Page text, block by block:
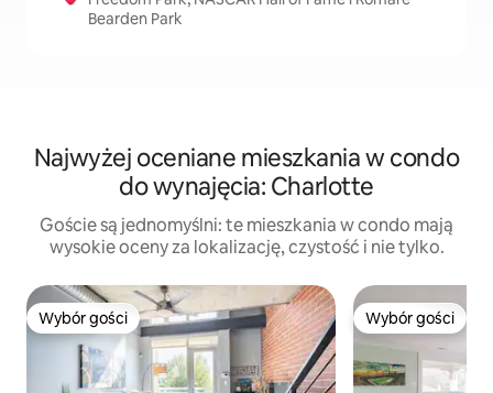
Bearden Park
Najwyżej oceniane mieszkania w condo
do wynajęcia: Charlotte
Goście są jednomyślni: te mieszkania w condo mają
wysokie oceny za lokalizację, czystość i nie tylko.
Wybór gości
Wybór gości Wybór gości
Wybór gości